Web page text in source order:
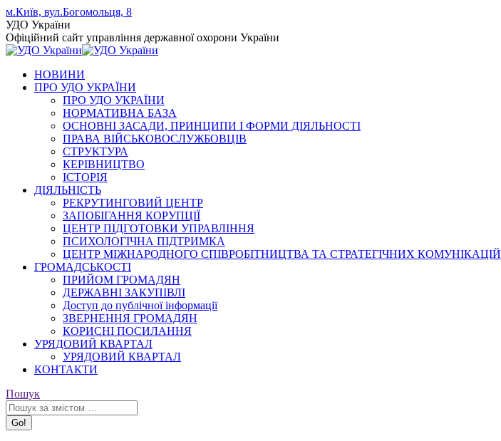
Skip
to
content
м.Київ, вул.Богомольця, 8
Facebook
page
opens
new
window
YouTube
page
opens
new
window
Instagram
page
opens
new
window
УДО України
Офіційний сайт управління державної охорони України
НОВИНИ
ПРО УДО УКРАЇНИ
ПРО УДО УКРАЇНИ
НОРМАТИВНА БАЗА
ОСНОВНІ ЗАСАДИ, ПРИНЦИПИ І ФОРМИ ДІЯЛЬНОСТІ
ПРАВА ВІЙСЬКОВОСЛУЖБОВЦІВ
СТРУКТУРА
КЕРІВНИЦТВО
ІСТОРІЯ
ДІЯЛЬНІСТЬ
РЕКРУТИНГОВИЙ ЦЕНТР
ЗАПОБІГАННЯ КОРУПЦІЇ
ЦЕНТР ПІДГОТОВКИ УПРАВЛІННЯ
ПСИХОЛОГІЧНА ПІДТРИМКА
ЦЕНТР МІЖНАРОДНОГО СПІВРОБІТНИЦТВА ТА СТРАТЕГІЧНИХ КОМУНІКАЦІЙ
ГРОМАДСЬКОСТІ
ПРИЙОМ ГРОМАДЯН
ДЕРЖАВНІ ЗАКУПІВЛІ
Доступ до публічної інформації
ЗВЕРНЕННЯ ГРОМАДЯН
КОРИСНІ ПОСИЛАННЯ
УРЯДОВИЙ КВАРТАЛ
УРЯДОВИЙ КВАРТАЛ
КОНТАКТИ
Search:
Пошук